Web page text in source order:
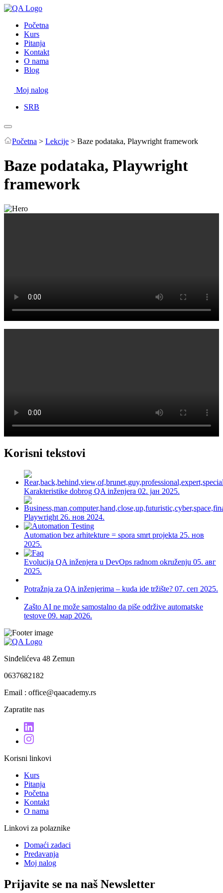
Početna
Kurs
Pitanja
Kontakt
O nama
Blog
Moj nalog
SRB
Početna > Lekcije > Baze podataka, Playwright framework
Baze podataka, Playwright
framework
Korisni tekstovi
Karakteristike dobrog QA inženjera 02. јан 2025.
Playwright 26. нов 2024.
Automation bez arhitekture = spora smrt projekta 25. нов
2025.
Evolucija QA inženjera u DevOps radnom okruženju 05. авг
2025.
Potražnja za QA inženjerima – kuda ide tržište? 07. сеп 2025.
Zašto AI ne može samostalno da piše održive automatske
testove 09. мар 2026.
Sinđelićeva 48 Zemun
0637682182
Email : office@qaacademy.rs
Zapratite nas
Korisni linkovi
Kurs
Pitanja
Početna
Kontakt
O nama
Linkovi za polaznike
Domaći zadaci
Predavanja
Moj nalog
Prijavite se na naš Newsletter